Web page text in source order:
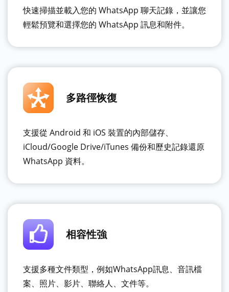
快速掃描並載入您的 WhatsApp 聊天記錄，並讓您
輕鬆預覽和選擇您的 WhatsApp 訊息和附件。
多路徑恢復
支援從 Android 和 iOS 裝置的內部儲存、
iCloud/Google Drive/iTunes 備份和歷史記錄還原
WhatsApp 資料。
相容性強
支援多種文件類型，例如WhatsApp訊息、音訊檔
案、照片、影片、聯絡人、文件等。